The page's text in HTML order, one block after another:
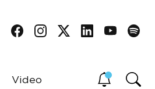
Video